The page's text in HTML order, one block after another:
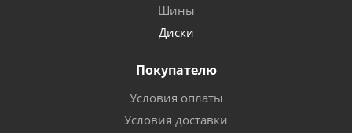
Шины
Диски
Покупателю
Условия оплаты
Условия доставки